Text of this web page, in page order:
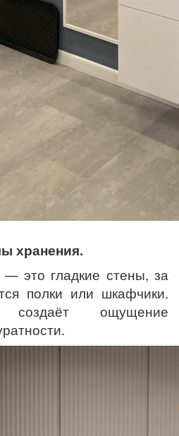
хранения.
это гладкие стены, за
полки или шкафчики.
ощущение